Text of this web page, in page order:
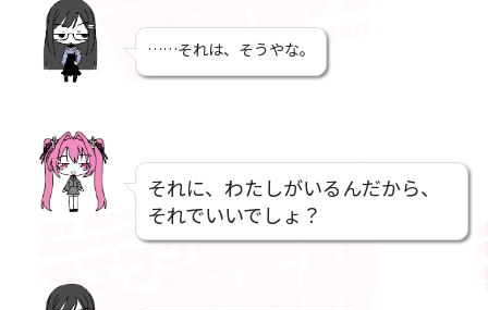
……それは、そうやな。
それに、わたしがいるんだから、
それでいいでしょ？